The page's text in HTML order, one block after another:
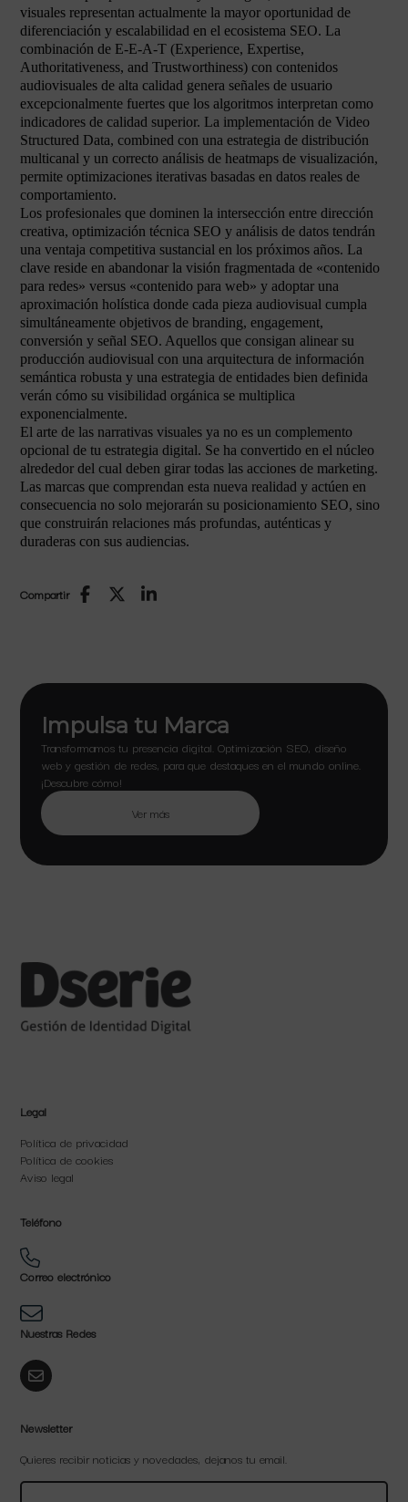
visuales representan actualmente la mayor oportunidad de
diferenciación y escalabilidad en el ecosistema SEO. La
combinación de E-E-A-T (Experience, Expertise,
Authoritativeness, and Trustworthiness) con contenidos
audiovisuales de alta calidad genera señales de usuario
excepcionalmente fuertes que los algoritmos interpretan como
indicadores de calidad superior. La implementación de Video
Structured Data, combined con una estrategia de distribución
multicanal y un correcto análisis de heatmaps de visualización,
permite optimizaciones iterativas basadas en datos reales de
comportamiento.
Los profesionales que dominen la intersección entre dirección
creativa, optimización técnica SEO y análisis de datos tendrán
una ventaja competitiva sustancial en los próximos años. La
clave reside en abandonar la visión fragmentada de «contenido
para redes» versus «contenido para web» y adoptar una
aproximación holística donde cada pieza audiovisual cumpla
simultáneamente objetivos de branding, engagement,
conversión y señal SEO. Aquellos que consigan alinear su
producción audiovisual con una arquitectura de información
semántica robusta y una estrategia de entidades bien definida
verán cómo su visibilidad orgánica se multiplica
exponencialmente.
El arte de las narrativas visuales ya no es un complemento
opcional de tu estrategia digital. Se ha convertido en el núcleo
alrededor del cual deben girar todas las acciones de marketing.
Las marcas que comprendan esta nueva realidad y actúen en
consecuencia no solo mejorarán su posicionamiento SEO, sino
que construirán relaciones más profundas, auténticas y
duraderas con sus audiencias.
Compartir
Impulsa tu Marca
Transformamos tu presencia digital. Optimización SEO, diseño
web y gestión de redes, para que destaques en el mundo online.
¡Descubre cómo!
Ver más
Legal
Política de privacidad
Política de cookies
Aviso legal
Teléfono
Correo electrónico
Nuestras Redes
Newsletter
Quieres recibir noticias y novedades, dejanos tu email.